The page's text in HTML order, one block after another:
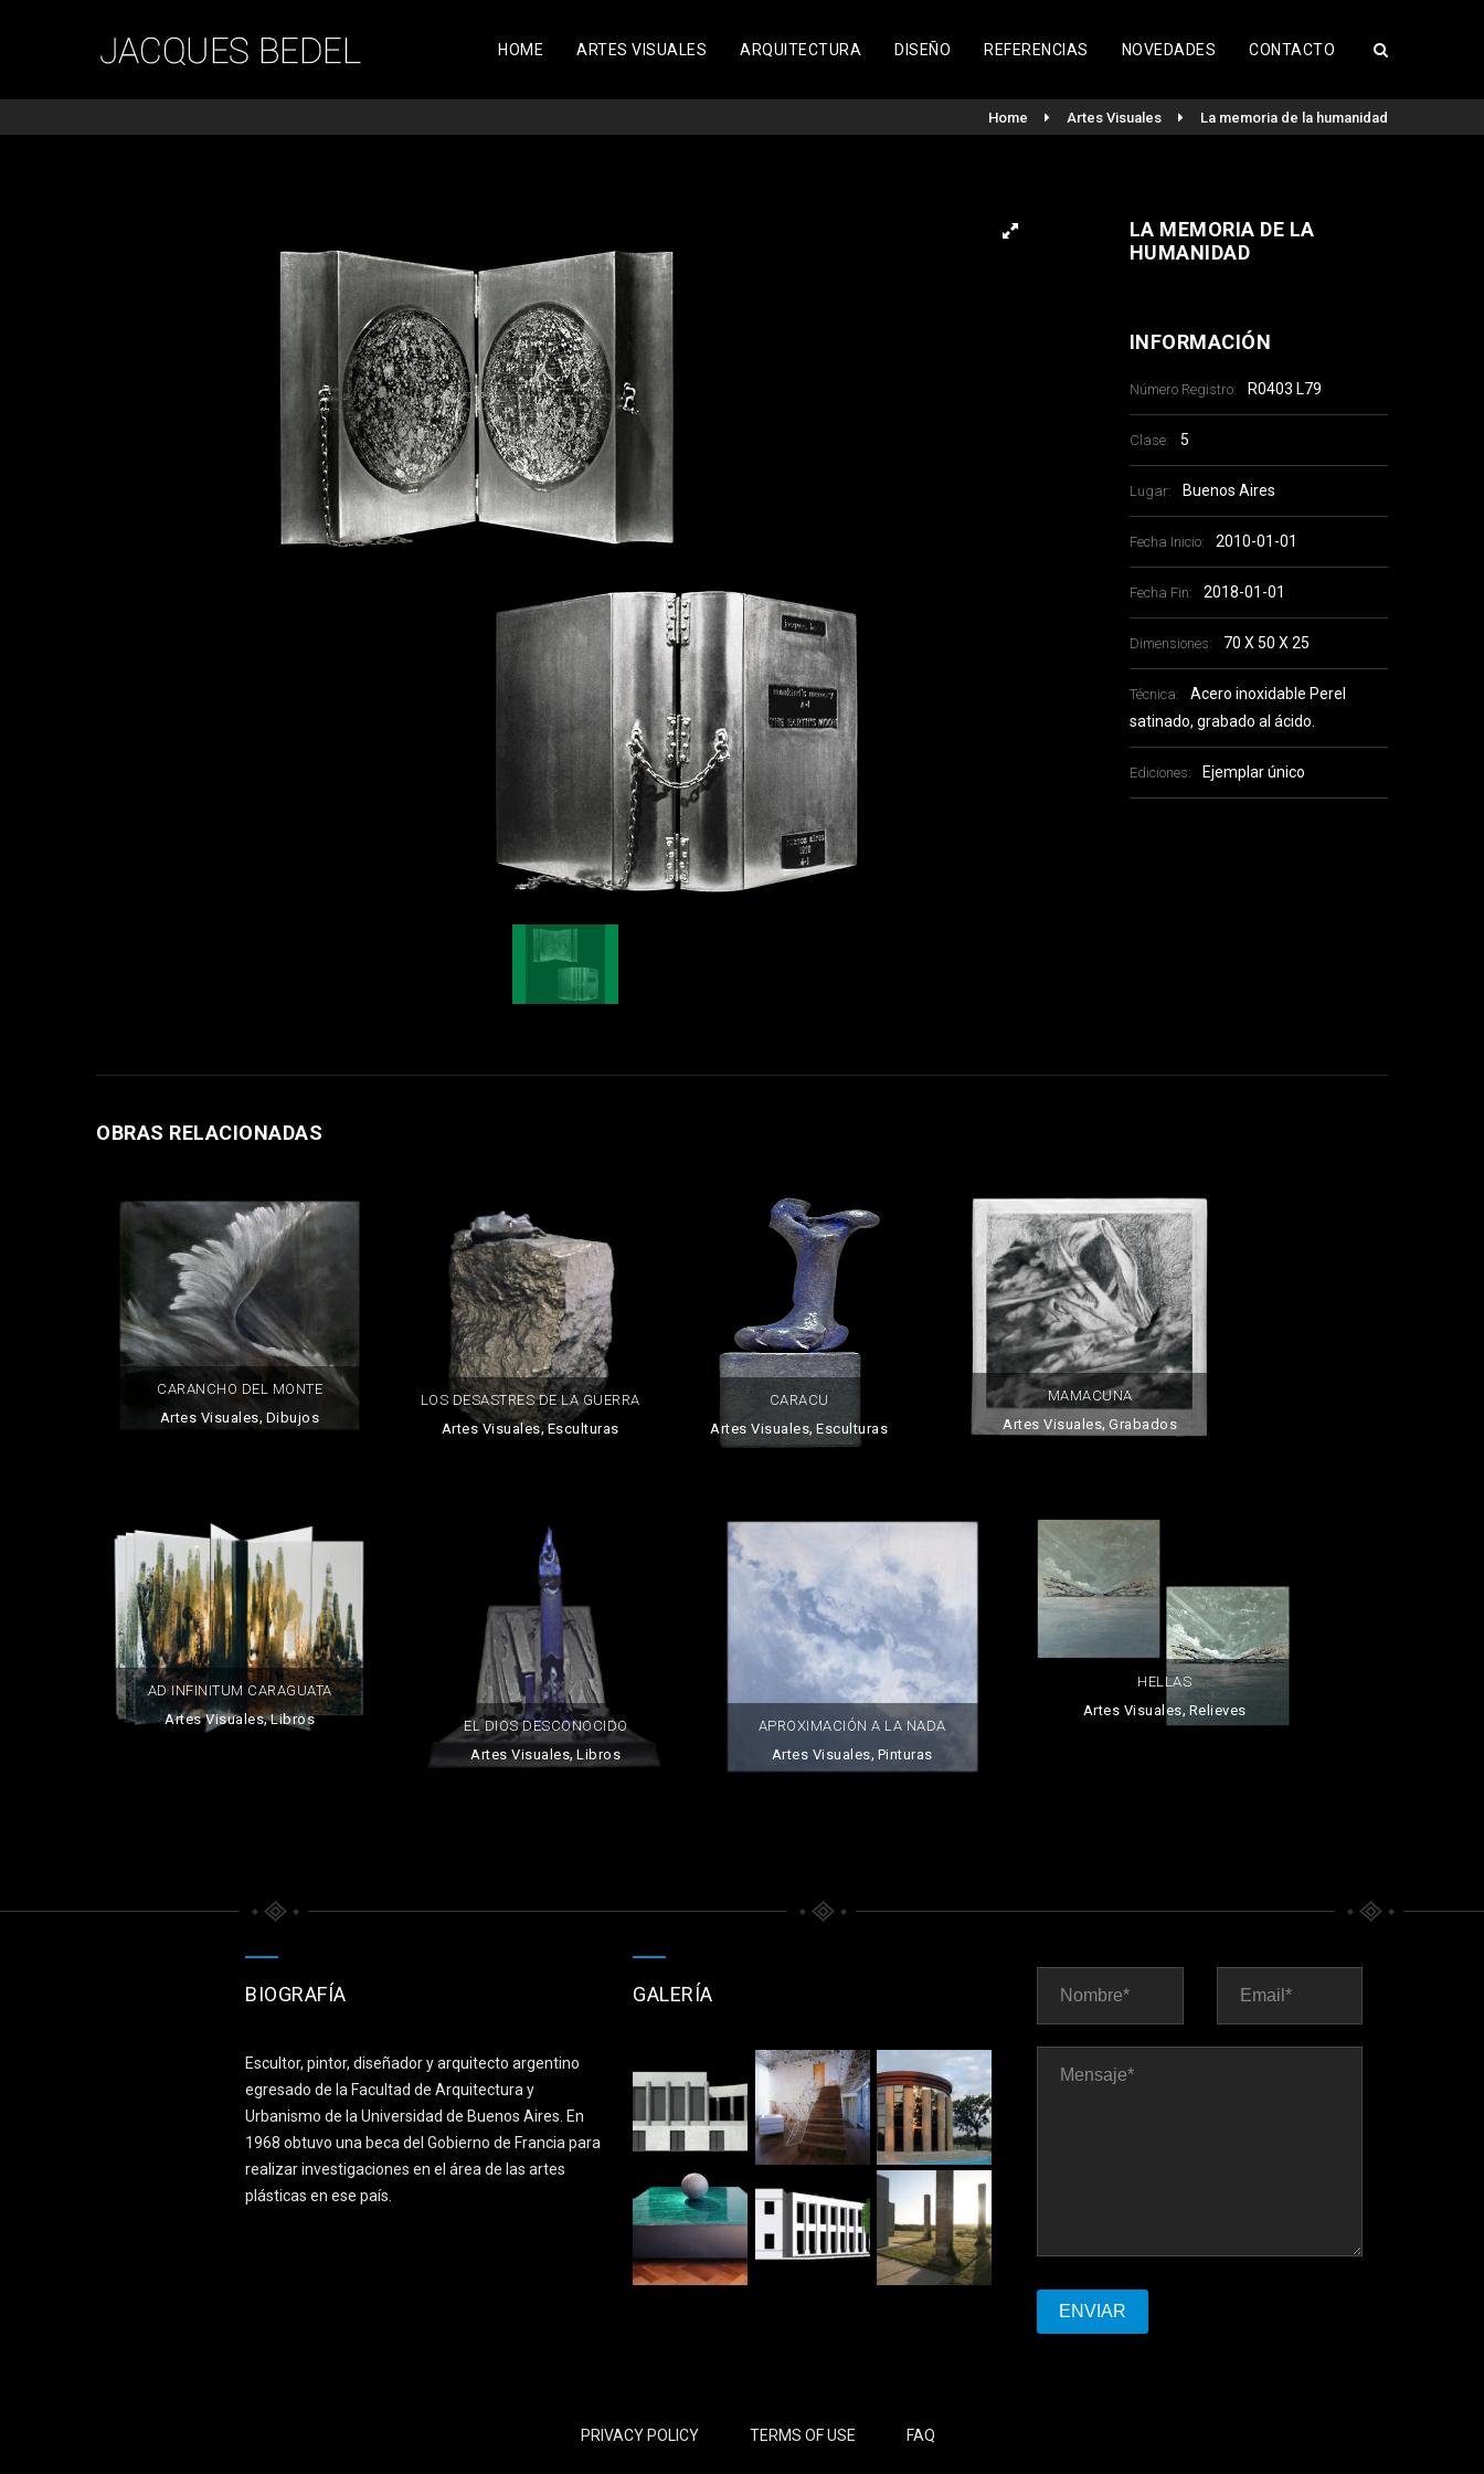
HOME ARTES VISUALES ARQUITECTURA DISEÑO REFERENCIAS NOVEDADES CONTACTO
Home Artes Visuales La memoria de la humanidad
LA MEMORIA DE LA
HUMANIDAD
INFORMACIÓN
Número Registro: R0403 L79
Clase: 5
Lugar: Buenos Aires
Fecha Inicio: 2010-01-01
Fecha Fin: 2018-01-01
Dimensiones: 70 X 50 X 25
Técnica:
Acero inoxidable Perel
satinado, grabado al ácido.
Ediciones: Ejemplar único
OBRAS RELACIONADAS
CARANCHO DEL MONTE
Artes Visuales, Dibujos
LOS DESASTRES DE LA GUERRA
Artes Visuales,Esculturas
CARACU
Artes Visuales,Esculturas
MAMACUNA
Artes Visuales,Grabados
AD INFINITUM CARAGUATA
Artes Visuales,Libros
EL DIOS DESCONOCIDO
Artes Visuales,Libros
APROXIMACIÓN A LA NADA
Artes Visuales, Pinturas
HELLAS
Artes Visuales, Relieves
BIOGRAFÍA
Escultor, pintor, diseñador y arquitecto argentino
egresado de la Facultad de Arquitectura y
Urbanismo de la Universidad de Buenos Aires. En
1968 obtuvo una beca del Gobierno de Francia para
realizar investigaciones en el área de las artes
plásticas en ese país.
GALERÍA
PRIVACY POLICY TERMS OF USE FAQ